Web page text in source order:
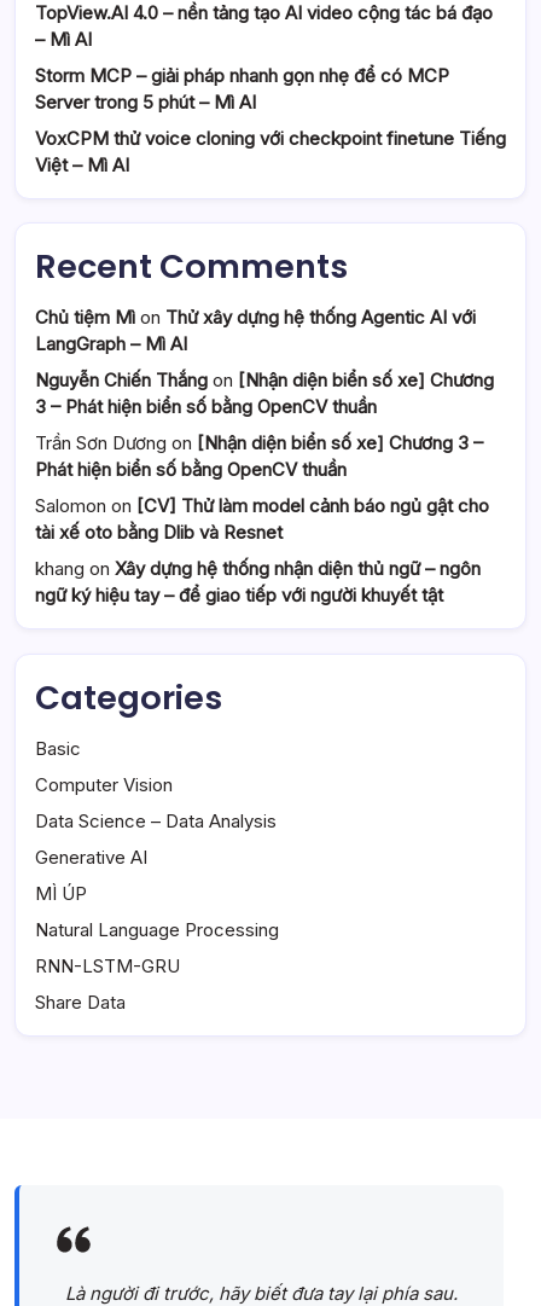
TopView.AI 4.0 – nền tảng tạo AI video cộng tác bá đạo
– Mì AI
Storm MCP – giải pháp nhanh gọn nhẹ để có MCP
Server trong 5 phút – Mì AI
VoxCPM thử voice cloning với checkpoint finetune Tiếng
Việt – Mì AI
Recent Comments
Chủ tiệm Mì on Thử xây dựng hệ thống Agentic AI với
LangGraph – Mì AI
Nguyễn Chiến Thắng on [Nhận diện biển số xe] Chương
3 – Phát hiện biển số bằng OpenCV thuần
Trần Sơn Dương on [Nhận diện biển số xe] Chương 3 –
Phát hiện biển số bằng OpenCV thuần
Salomon on [CV] Thử làm model cảnh báo ngủ gật cho
tài xế oto bằng Dlib và Resnet
khang on Xây dựng hệ thống nhận diện thủ ngữ – ngôn
ngữ ký hiệu tay – để giao tiếp với người khuyết tật
Categories
Basic
Computer Vision
Data Science – Data Analysis
Generative AI
MÌ ÚP
Natural Language Processing
RNN-LSTM-GRU
Share Data
Là người đi trước, hãy biết đưa tay lại phía sau.